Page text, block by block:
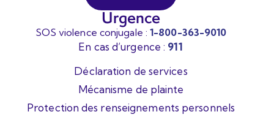
Urgence
SOS violence conjugale :1-800-363-9010
En cas d’urgence : 911
Déclaration de services
Mécanisme de plainte
Protection des renseignements personnels